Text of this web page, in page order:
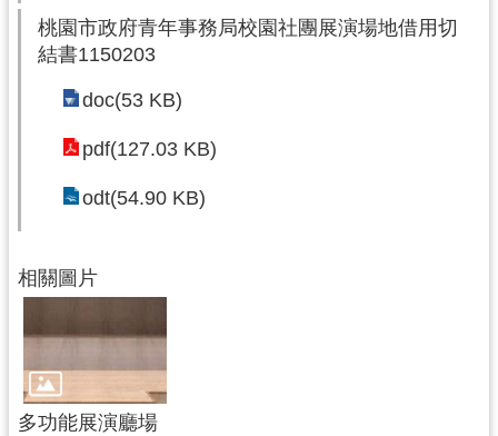
頁
信
桃
府
桃園市政府青年事務局校園社團展演場地借用切
結書1150203
doc(53 KB)
pdf(127.03 KB)
odt(54.90 KB)
相關圖片
多功能展演廳場